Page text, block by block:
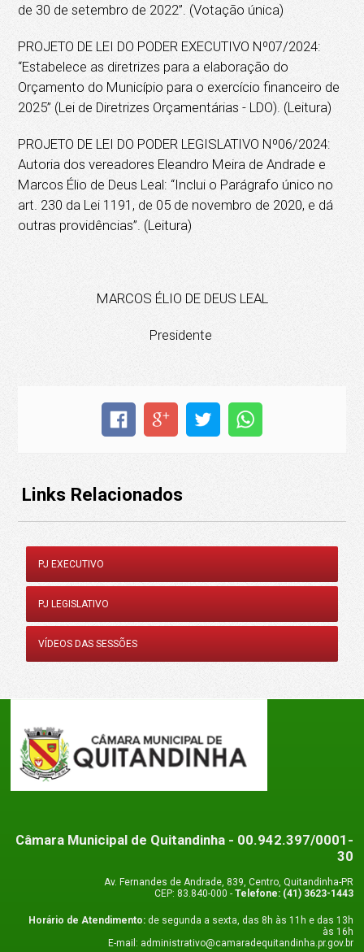
de 30 de setembro de 2022”. (Votação única)
PROJETO DE LEI DO PODER EXECUTIVO Nº07/2024:
“Estabelece as diretrizes para a elaboração do
Orçamento do Município para o exercício financeiro de
2025” (Lei de Diretrizes Orçamentárias - LDO). (Leitura)
PROJETO DE LEI DO PODER LEGISLATIVO Nº06/2024:
Autoria dos vereadores Eleandro Meira de Andrade e
Marcos Élio de Deus Leal: “Inclui o Parágrafo único no
art. 230 da Lei 1191, de 05 de novembro de 2020, e dá
outras providências”. (Leitura)
MARCOS ÉLIO DE DEUS LEAL
Presidente
Links Relacionados
PJ EXECUTIVO
PJ LEGISLATIVO
VÍDEOS DAS SESSÕES
Câmara Municipal de Quitandinha- 00.942.397/0001-
30
Av. Fernandes de Andrade, 839, Centro, Quitandinha-PR
CEP: 83.840-000 - Telefone: (41) 3623-1443
Horário de Atendimento:de segunda a sexta, das 8h às 11h e das 13h
às 16h
E-mail: administrativo@camaradequitandinha.pr.gov.br